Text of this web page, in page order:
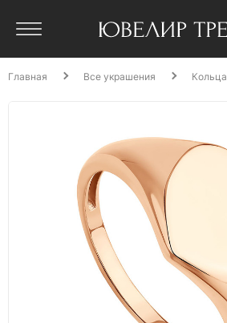
Главная Все украшения Кольца